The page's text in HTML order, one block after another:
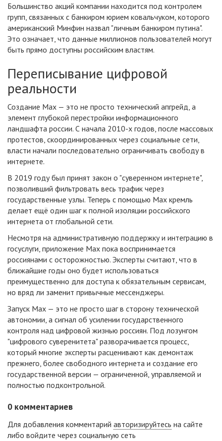
Большинство акций компании находится под контролем
групп, связанных с банкиром юрием ковальчуком, которого
американский Минфин назвал "личным банкиром путина".
Это означает, что данные миллионов пользователей могут
быть прямо доступны российским властям.
Переписывание цифровой
реальности
Создание Max — это не просто технический апгрейд, а
элемент глубокой перестройки информационного
ландшафта россии. С начала 2010-х годов, после массовых
протестов, скоординированных через социальные сети,
власти начали последовательно ограничивать свободу в
интернете.
В 2019 году был принят закон о "суверенном интернете",
позволивший фильтровать весь трафик через
государственные узлы. Теперь с помощью Max кремль
делает ещё один шаг к полной изоляции российского
интернета от глобальной сети.
Несмотря на административную поддержку и интеграцию в
госуслуги, приложение Max пока воспринимается
россиянами с осторожностью. Эксперты считают, что в
ближайшие годы оно будет использоваться
преимущественно для доступа к обязательным сервисам,
но вряд ли заменит привычные мессенджеры.
Запуск Max — это не просто шаг в сторону технической
автономии, а сигнал об усилении государственного
контроля над цифровой жизнью россиян. Под лозунгом
"цифрового суверенитета" разворачивается процесс,
который многие эксперты расценивают как демонтаж
прежнего, более свободного интернета и создание его
государственной версии — ограниченной, управляемой и
полностью подконтрольной.
0 комментариев
Для добавления комментарий авторизируйтесь на сайте
либо войдите через социальную сеть